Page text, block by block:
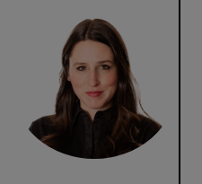
Évaluation
Avec
un